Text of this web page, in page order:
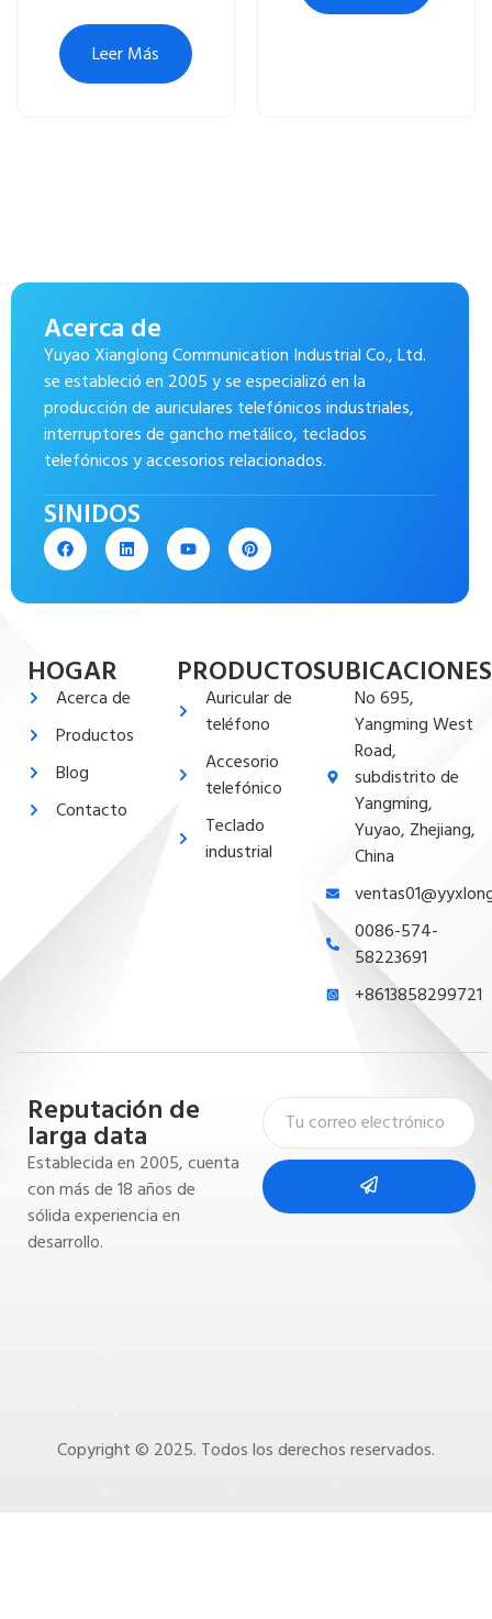
Leer Más
Acerca de
Yuyao Xianglong Communication Industrial Co., Ltd.
se estableció en 2005 y se especializó en la
producción de auriculares telefónicos industriales,
interruptores de gancho metálico, teclados
telefónicos y accesorios relacionados.
SINIDOS
HOGAR
Acerca de
Productos
Blog
Contacto
PRODUCTOS
Auricular de
teléfono
Accesorio
telefónico
Teclado
industrial
UBICACIONES
No 695,
Yangming West
Road,
subdistrito de
Yangming,
Yuyao, Zhejiang,
China
0086-574-
58223691
+8613858299721
Reputación de
larga data
Establecida en 2005, cuenta
con más de 18 años de
sólida experiencia en
desarrollo.
Copyright © 2025. Todos los derechos reservados.